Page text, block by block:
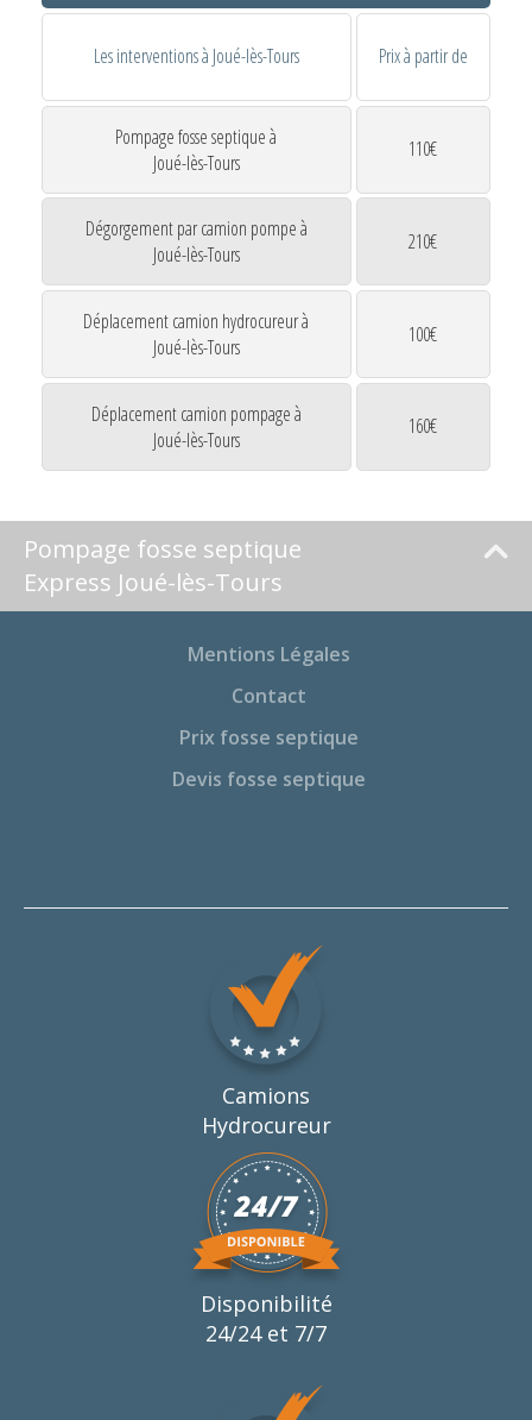
Les interventions à Joué-lès-Tours Prix à partir de
Pompage fosse septique à
Joué-lès-Tours
110€
Dégorgement par camion pompe à
Joué-lès-Tours
210€
Déplacement camion hydrocureur à
Joué-lès-Tours
100€
Déplacement camion pompage à
Joué-lès-Tours
160€
Pompage fosse septique
Express Joué-lès-Tours
Mentions Légales
Contact
Prix fosse septique
Devis fosse septique
Camions
Hydrocureur
Disponibilité
24/24 et 7/7